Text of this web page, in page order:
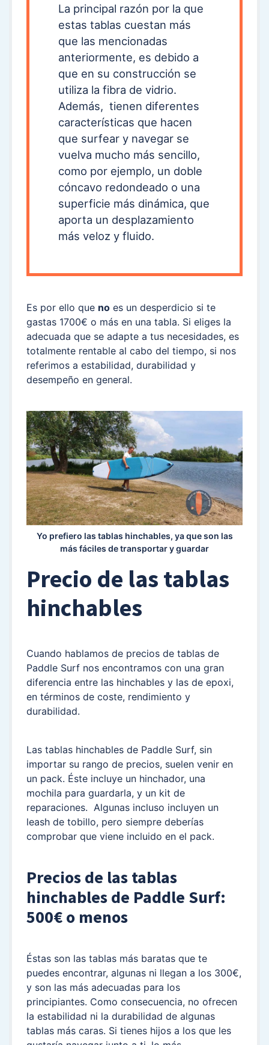
La principal razón por la que
estas tablas cuestan más
que las mencionadas
anteriormente, es debido a
que en su construcción se
utiliza la fibra de vidrio.
Además, tienen diferentes
características que hacen
que surfear y navegar se
vuelva mucho más sencillo,
como por ejemplo, un doble
cóncavo redondeado o una
superficie más dinámica, que
aporta un desplazamiento
más veloz y fluido.
Es por ello que no es un desperdicio si te
gastas 1700€ o más en una tabla. Si eliges la
adecuada que se adapte a tus necesidades, es
totalmente rentable al cabo del tiempo, si nos
referimos a estabilidad, durabilidad y
desempeño en general.
Yo prefiero las tablas hinchables, ya que son las
más fáciles de transportar y guardar
Precio de las tablas
hinchables
Cuando hablamos de precios de tablas de
Paddle Surf nos encontramos con una gran
diferencia entre las hinchables y las de epoxi,
en términos de coste, rendimiento y
durabilidad.
Las tablas hinchables de Paddle Surf, sin
importar su rango de precios, suelen venir en
un pack. Éste incluye un hinchador, una
mochila para guardarla, y un kit de
reparaciones. Algunas incluso incluyen un
leash de tobillo, pero siempre deberías
comprobar que viene incluido en el pack.
Precios de las tablas
hinchables de Paddle Surf:
500€ o menos
Éstas son las tablas más baratas que te
puedes encontrar, algunas ni llegan a los 300€,
y son las más adecuadas para los
principiantes. Como consecuencia, no ofrecen
la estabilidad ni la durabilidad de algunas
tablas más caras. Si tienes hijos a los que les